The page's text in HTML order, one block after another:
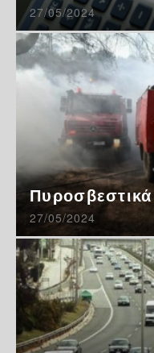
27/05/2024
27/05/2024